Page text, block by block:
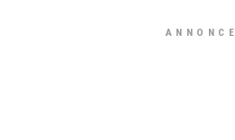
ANNONCE